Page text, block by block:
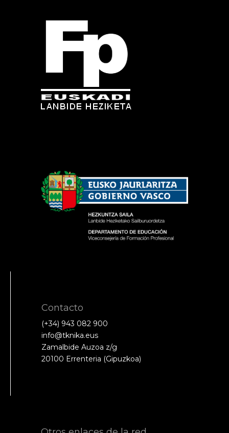
Contacto
(+34) 943 082 900
info@tknika.eus
Zamalbide Auzoa z/g
20100 Errenteria (Gipuzkoa)